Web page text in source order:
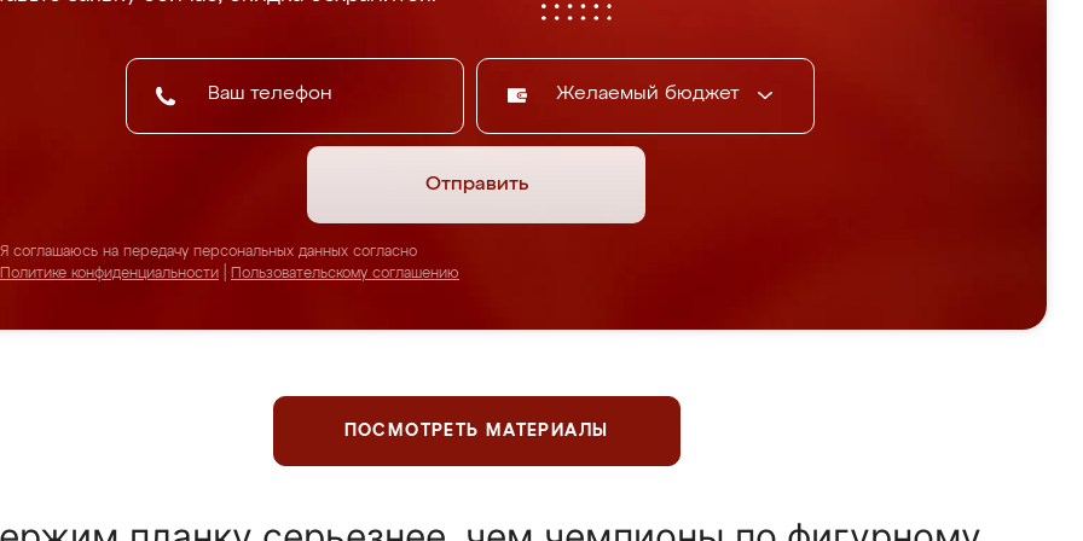
Желаемый бюджет
Отправить
Я соглашаюсь на передачу персональных данных согласно
Политике конфиденциальности
Пользовательскому соглашению
ПОСМОТРЕТЬ МАТЕРИАЛЫ